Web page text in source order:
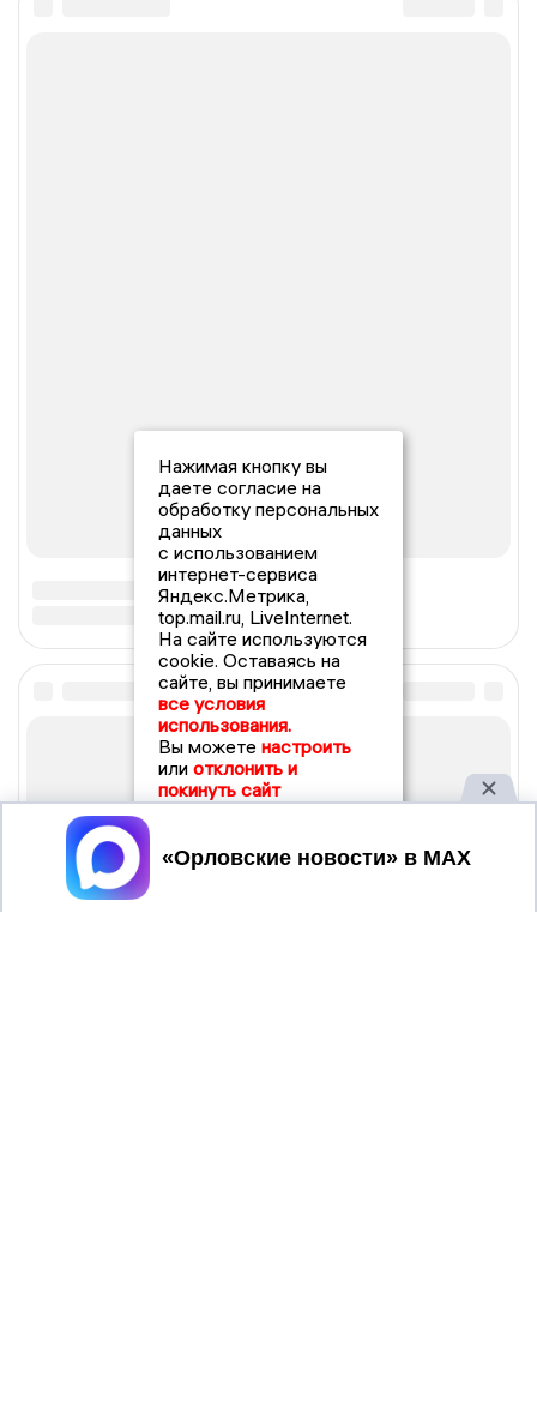
Нажимая кнопку вы
даете согласие на
обработку персональных
данных
с использованием
интернет-сервиса
Яндекс.Метрика,
top.mail.ru, LiveInternet.
На сайте используются
cookie. Оставаясь на
сайте, вы принимаете
все условия
использования.
Вы можете настроить
или отклонить и
покинуть сайт
Принять